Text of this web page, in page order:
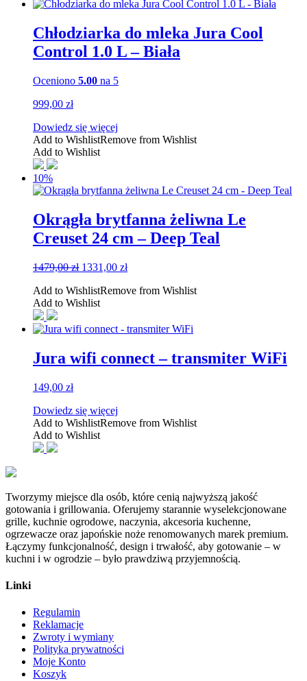
Chłodziarka do mleka Jura Cool
Control 1.0 L – Biała
Oceniono 5.00 na 5
999,00 zł
Dowiedz się więcej
Add to WishlistRemove from Wishlist
Add to Wishlist
10%
Okrągła brytfanna żeliwna Le
Creuset 24 cm – Deep Teal
1479,00zł Pierwotna
wynosiła:
1479,00 zł.
1331,00 złAktualna
wynosi:
Add to WishlistRemove from Wishlist
Add to Wishlist
Jura wifi connect – transmiter WiFi
149,00 zł
Dowiedz się więcej
Add to WishlistRemove from Wishlist
Add to Wishlist
Tworzymy miejsce dla osób, które cenią najwyższą jakość
gotowania i grillowania. Oferujemy starannie wyselekcjonowane
grille, kuchnie ogrodowe, naczynia, akcesoria kuchenne,
ogrzewacze oraz japońskie noże renomowanych marek premium.
Łączymy funkcjonalność, design i trwałość, aby gotowanie – w
kuchni i w ogrodzie – było prawdziwą przyjemnością.
Linki
Regulamin
Reklamacje
Zwroty i wymiany
Polityka prywatności
Moje Konto
Koszyk